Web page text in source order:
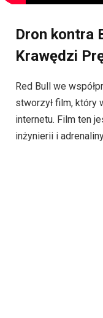
Dron kontra
Krawędzi
Red Bull we
stworzył film, który
internetu. Film ten
inżynierii i